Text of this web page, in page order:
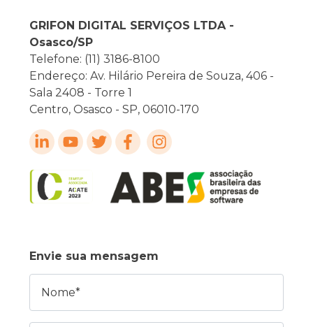
GRIFON DIGITAL SERVIÇOS LTDA -
Osasco/SP
Telefone: (11) 3186-8100
Endereço: Av. Hilário Pereira de Souza, 406 -
Sala 2408 - Torre 1
Centro, Osasco - SP, 06010-170
Envie sua mensagem